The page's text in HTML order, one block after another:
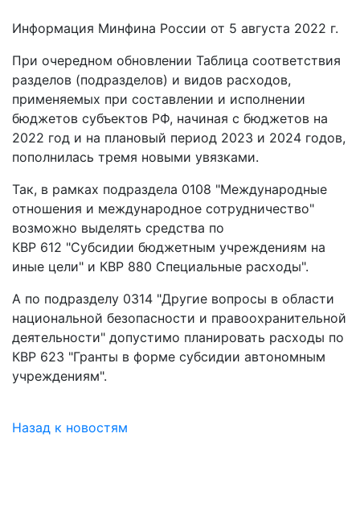
Информация Минфина России от 5 августа 2022 г.
При очередном обновлении Таблица соответствия
разделов (подразделов) и видов расходов,
применяемых при составлении и исполнении
бюджетов субъектов РФ, начиная с бюджетов на
2022 год и на плановый период 2023 и 2024 годов,
пополнилась тремя новыми увязками.
Так, в рамках подраздела 0108 "Международные
отношения и международное сотрудничество"
возможно выделять средства по
КВР 612 "Субсидии бюджетным учреждениям на
иные цели" и КВР 880 Специальные расходы".
А по подразделу 0314 "Другие вопросы в области
национальной безопасности и правоохранительной
деятельности" допустимо планировать расходы по
КВР 623 "Гранты в форме субсидии автономным
учреждениям".
Назад к новостям